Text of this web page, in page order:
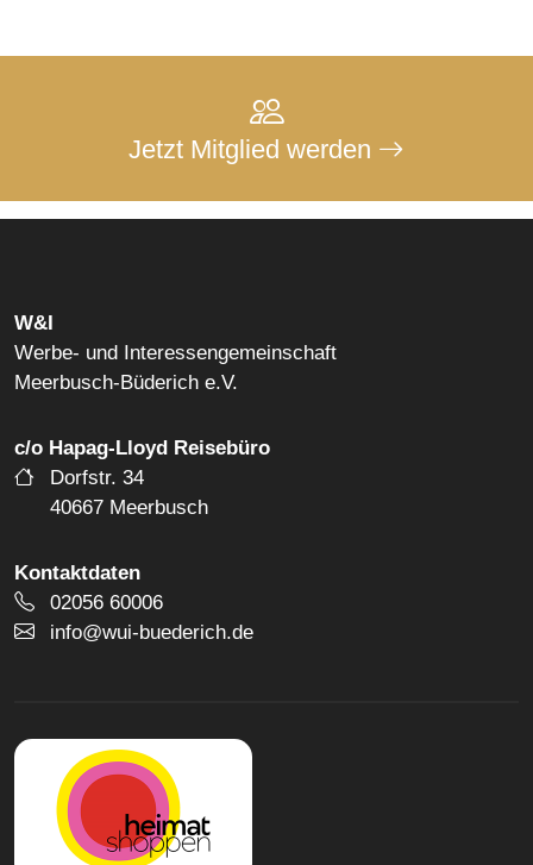
Jetzt Mitglied werden
W&I
Werbe- und Interessengemeinschaft
Meerbusch-Büderich e.V.
c/o Hapag-Lloyd Reisebüro
Dorfstr. 34
40667 Meerbusch
Kontaktdaten
Telefonnummer
02056 60006
E-Mail Adresse
info@wui-buederich.de